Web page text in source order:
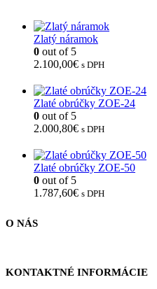
Zlatý náramok
0 out of 5
2.100,00€ s DPH
Zlaté obrúčky ZOE-24
0 out of 5
2.000,80€ s DPH
Zlaté obrúčky ZOE-50
0 out of 5
1.787,60€ s DPH
O NÁS
KONTAKTNÉ INFORMÁCIE